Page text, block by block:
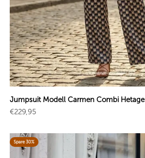
Jumpsuit Modell Carmen Combi Hetage
Angebot
€229,95
Spare 30%